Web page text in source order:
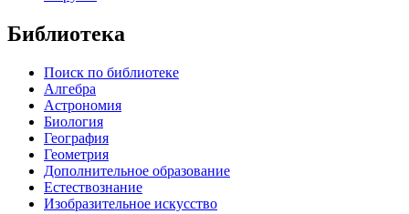
Библиотека
Поиск по библиотеке
Алгебра
Астрономия
Биология
География
Геометрия
Дополнительное образование
Естествознание
Изобразительное искусство